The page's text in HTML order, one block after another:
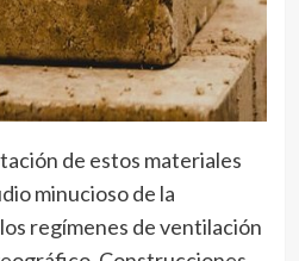
de estos materiales
minucioso de la
regímenes de ventilación